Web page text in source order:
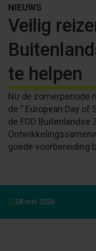
NIEUWS
Veilig
te helpen
Nu de zomerperiode
de " European Day of
de FOD Buitenlandse
goede voorbereiding
28 mei 2026